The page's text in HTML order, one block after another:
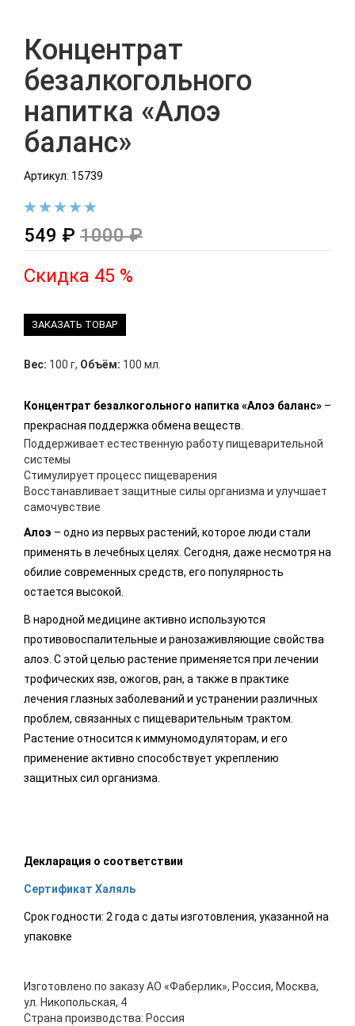
Концентрат
безалкогольного
напитка «Алоэ
баланс»
Артикул: 15739
549 ₽ 1000 ₽
Скидка 45 %
ЗАКАЗАТЬ ТОВАР
Вес: 100 г, Объём: 100 мл.
Концентрат безалкогольного напитка «Алоэ баланс» –
прекрасная поддержка обмена веществ.
Поддерживает естественную работу пищеварительной
системы
Стимулирует процесс пищеварения
Восстанавливает защитные силы организма и улучшает
самочувствие
Алоэ – одно из первых растений, которое люди стали
применять в лечебных целях. Сегодня, даже несмотря на
обилие современных средств, его популярность
остается высокой.
В народной медицине активно используются
противовоспалительные и ранозаживляющие свойства
алоэ. С этой целью растение применяется при лечении
трофических язв, ожогов, ран, а также в практике
лечения глазных заболеваний и устранении различных
проблем, связанных с пищеварительным трактом.
Растение относится к иммуномодуляторам, и его
применение активно способствует укреплению
защитных сил организма.
Декларация о соответствии
Сертификат Халяль
Срок годности: 2 года с даты изготовления, указанной на
упаковке
Изготовлено по заказу АО «Фаберлик», Россия, Москва,
ул. Никопольская, 4
Страна производства: Россия